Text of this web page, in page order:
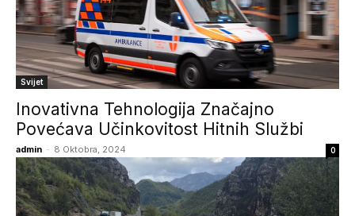
Svijet
Inovativna Tehnologija Značajno
Povećava Učinkovitost Hitnih Službi
admin - 8 Oktobra, 2024 0